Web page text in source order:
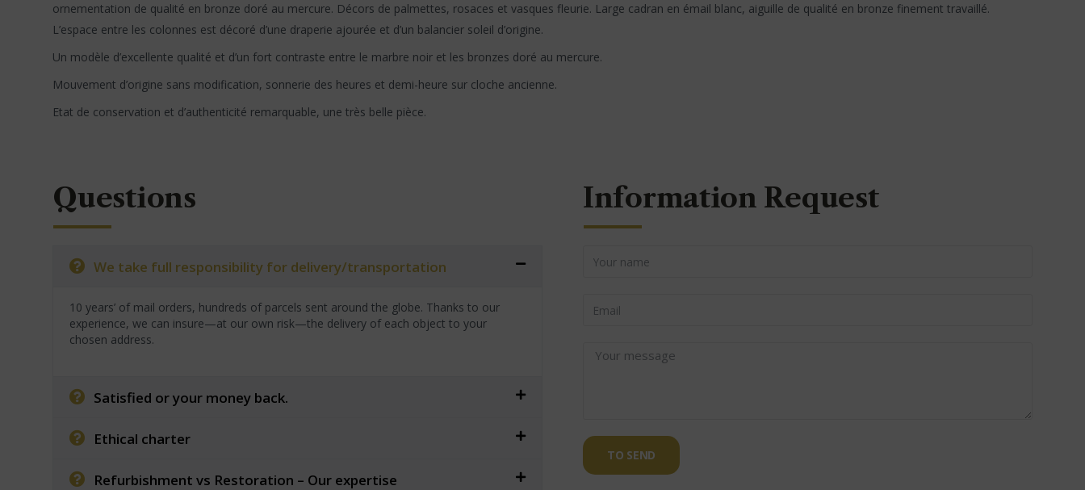
ornementation de qualité en bronze doré au mercure. Décors de palmettes, rosaces et vasques fleurie. Large cadran en émail blanc, aiguille de qualité en bronze finement travaillé.
L’espace entre les colonnes est décoré d’une draperie ajourée et d’un balancier soleil d’origine.
Un modèle d’excellente qualité et d’un fort contraste entre le marbre noir et les bronzes doré au mercure.
Mouvement d’origine sans modification, sonnerie des heures et demi-heure sur cloche ancienne.
Etat de conservation et d’authenticité remarquable, une très belle pièce.
Questions
We take full responsibility for delivery/transportation
10 years’ of mail orders, hundreds of parcels sent around the globe. Thanks to our
experience, we can insure—at our own risk—the delivery of each object to your
chosen address.
Satisfied or your money back.
Ethical charter
Refurbishment vs Restoration – Our expertise
Information Request
TO SEND